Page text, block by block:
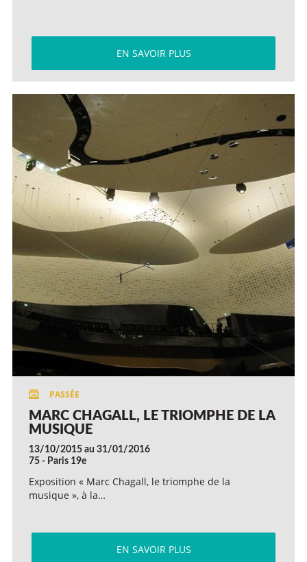
EN SAVOIR PLUS
MARC CHAGALL, LE TRIOMPHE DE LA
MUSIQUE
13/10/2015 au 31/01/2016
75 - Paris 19e
Exposition « Marc Chagall, le triomphe de la
musique », à la…
EN SAVOIR PLUS